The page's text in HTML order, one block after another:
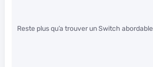
Reste plus qu’a trouver un Switch abordable